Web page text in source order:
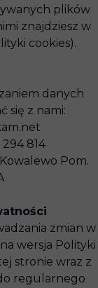
plików
znajdziesz w
cookies).
danych
się z nami:
814
Pom.
zmian w
wersja Polityki
stronie wraz z
regularnego